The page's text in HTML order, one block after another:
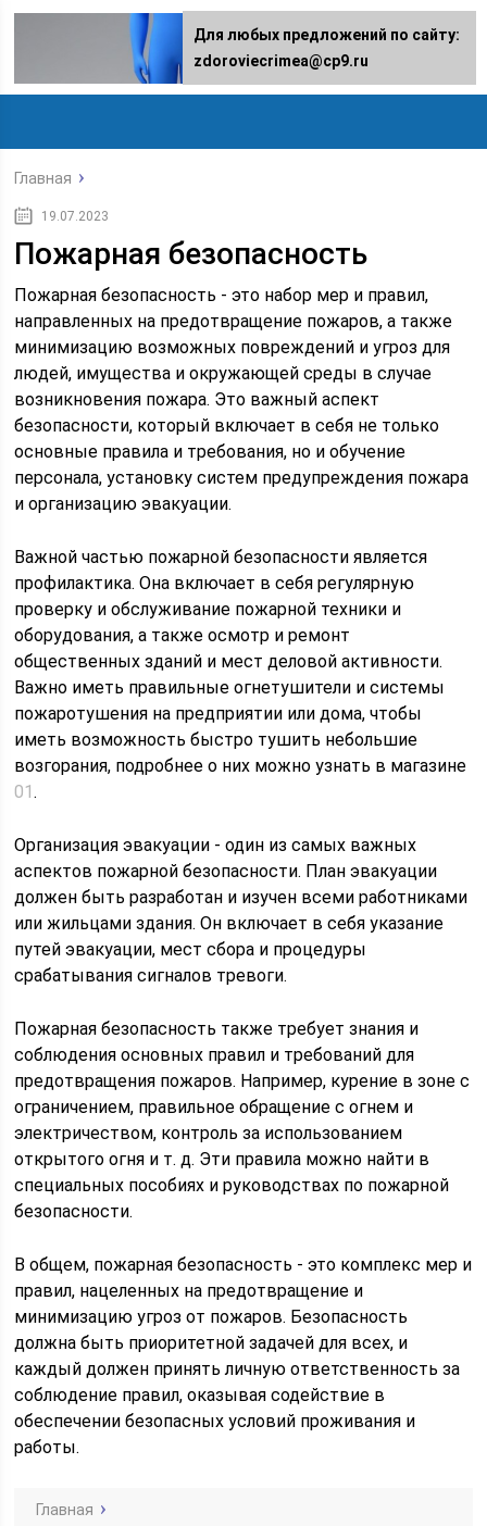
Главная
19.07.2023
Пожарная безопасность
Пожарная безопасность - это набор мер и правил,
направленных на предотвращение пожаров, а также
минимизацию возможных повреждений и угроз для
людей, имущества и окружающей среды в случае
возникновения пожара. Это важный аспект
безопасности, который включает в себя не только
основные правила и требования, но и обучение
персонала, установку систем предупреждения пожара
и организацию эвакуации.
Важной частью пожарной безопасности является
профилактика. Она включает в себя регулярную
проверку и обслуживание пожарной техники и
оборудования, а также осмотр и ремонт
общественных зданий и мест деловой активности.
Важно иметь правильные огнетушители и системы
пожаротушения на предприятии или дома, чтобы
иметь возможность быстро тушить небольшие
возгорания, подробнее о них можно узнать в магазине
01.
Организация эвакуации - один из самых важных
аспектов пожарной безопасности. План эвакуации
должен быть разработан и изучен всеми работниками
или жильцами здания. Он включает в себя указание
путей эвакуации, мест сбора и процедуры
срабатывания сигналов тревоги.
Пожарная безопасность также требует знания и
соблюдения основных правил и требований для
предотвращения пожаров. Например, курение в зоне с
ограничением, правильное обращение с огнем и
электричеством, контроль за использованием
открытого огня и т. д. Эти правила можно найти в
специальных пособиях и руководствах по пожарной
безопасности.
В общем, пожарная безопасность - это комплекс мер и
правил, нацеленных на предотвращение и
минимизацию угроз от пожаров. Безопасность
должна быть приоритетной задачей для всех, и
каждый должен принять личную ответственность за
соблюдение правил, оказывая содействие в
обеспечении безопасных условий проживания и
работы.
Главная
Для любых предложений по сайту:
zdoroviecrimea@cp9.ru